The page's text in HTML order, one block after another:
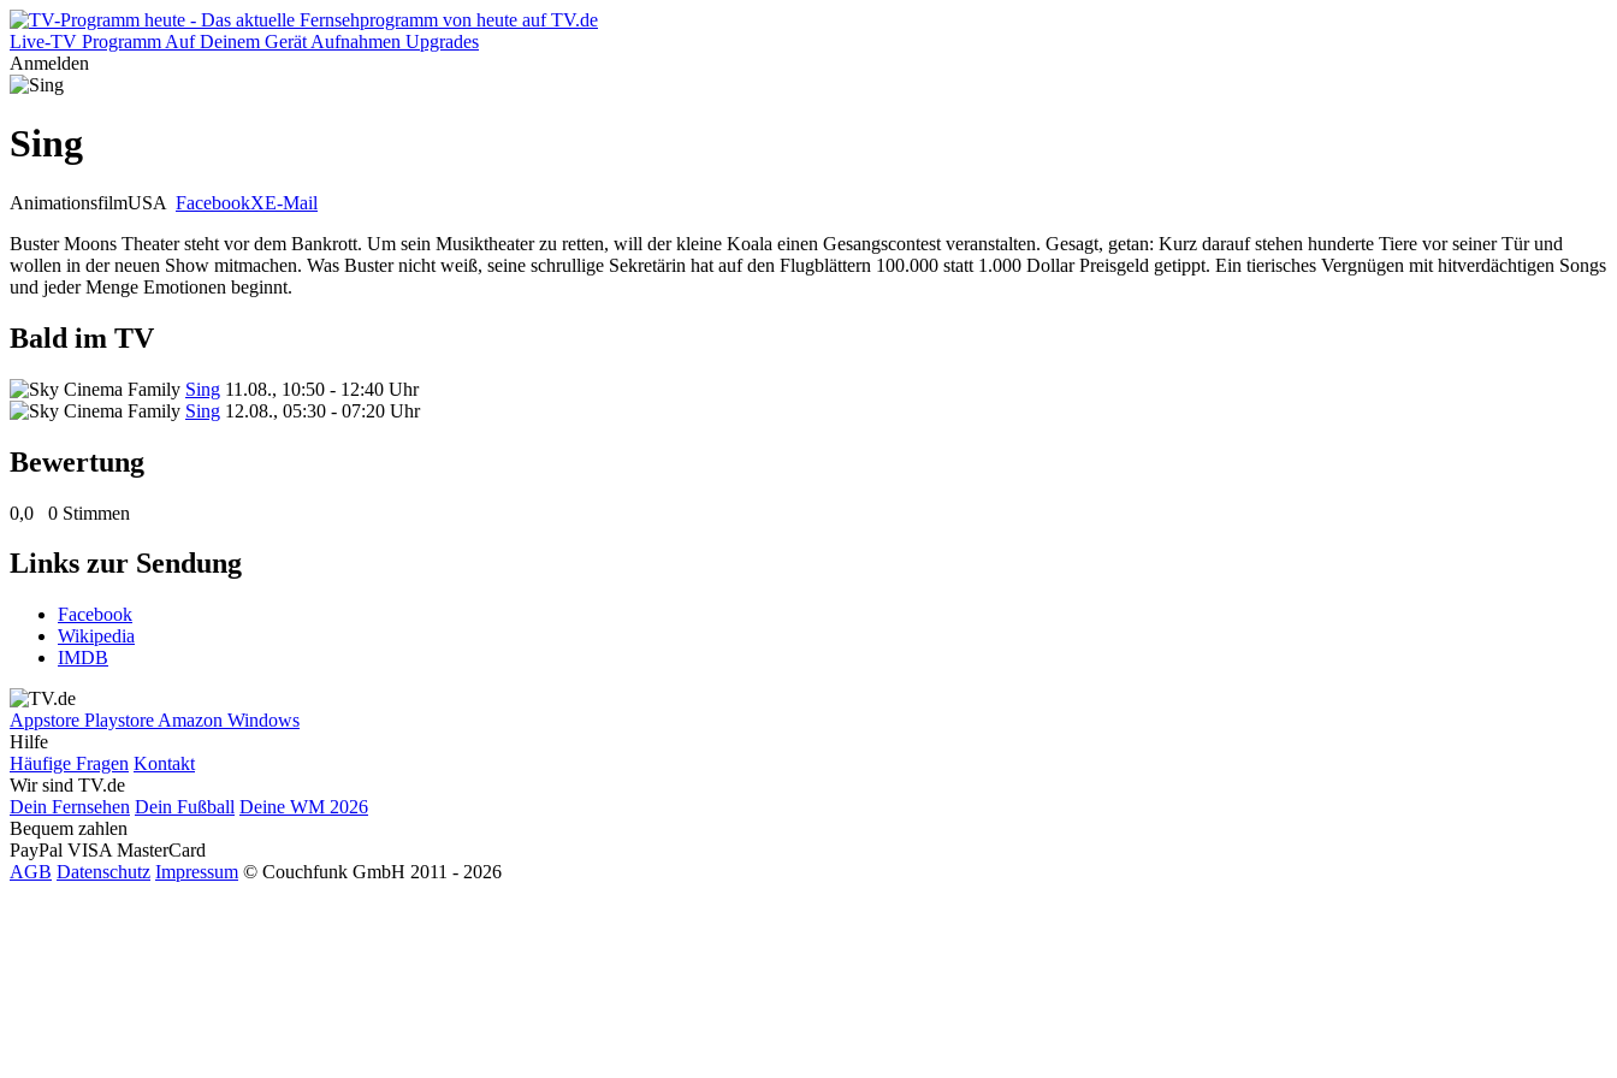
Live-TV Programm Auf Deinem Gerät Aufnahmen Upgrades
Anmelden
Sing
AnimationsfilmUSA FacebookXE-Mail
Buster Moons Theater steht vor dem Bankrott. Um sein Musiktheater zu retten, will der kleine Koala einen Gesangscontest veranstalten. Gesagt, getan: Kurz darauf stehen hunderte Tiere vor seiner Tür und
wollen in der neuen Show mitmachen. Was Buster nicht weiß, seine schrullige Sekretärin hat auf den Flugblättern 100.000 statt 1.000 Dollar Preisgeld getippt. Ein tierisches Vergnügen mit hitverdächtigen Songs
und jeder Menge Emotionen beginnt.
Bald im TV
Sing 11.08., 10:50 - 12:40 Uhr
Sing 12.08., 05:30 - 07:20 Uhr
Bewertung
0,0 0 Stimmen
Links zur Sendung
Facebook
Wikipedia
IMDB
Appstore Playstore Amazon Windows
Hilfe
Häufige Fragen Kontakt
Wir sind TV.de
Dein Fernsehen Dein Fußball Deine WM 2026
Bequem zahlen
PayPal VISA MasterCard
AGB Datenschutz Impressum © Couchfunk GmbH 2011 - 2026